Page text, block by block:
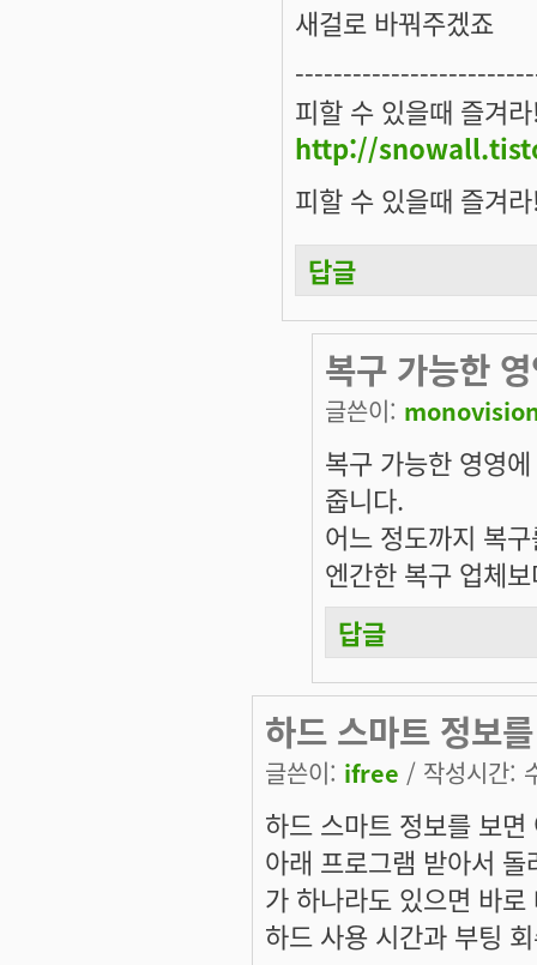
새걸로 바꿔주겠죠
피할 수 있을때 즐겨
http://
피할 수 있을때 즐겨
답글
복구 가능한
글쓴이:
복구 가능한 영영
줍니다.
어느 정도까지 복
엔간한 복구 업체
답글
하드 스마트 정보를
글쓴이: ifree / 작성시간:
하드 스마트 정보를 보
아래 프로그램 받아서
가 하나라도 있으면 바
하드 사용 시간과 부팅